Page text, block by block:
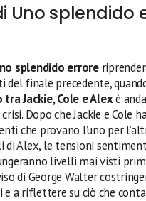
Uno splendido
splendido errore
del finale precedente,
Jackie, Cole e Alexè
Dopo che Jackie e Cole
che provano l’uno per
di Alex, le tensioni
livelli mai visti
di George Walter
a riflettere su ciò che